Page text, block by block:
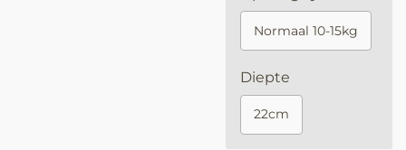
Normaal 10-15kg
Diepte
22cm